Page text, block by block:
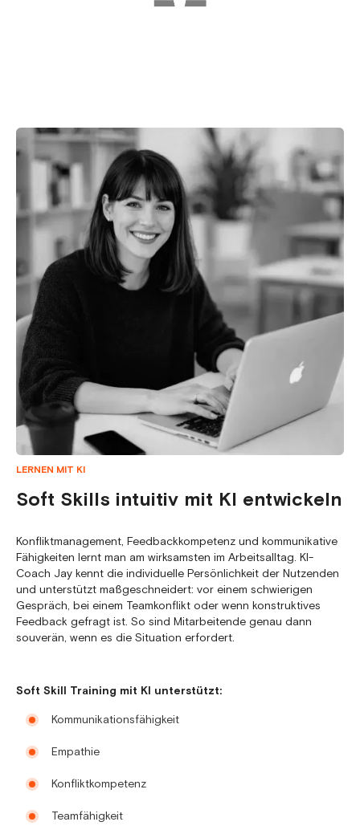
LERNEN MIT KI
Soft Skills intuitiv mit KI entwickeln
Konfliktmanagement, Feedbackkompetenz und kommunikative
Fähigkeiten lernt man am wirksamsten im Arbeitsalltag. KI-
Coach Jay kennt die individuelle Persönlichkeit der Nutzenden
und unterstützt maßgeschneidert: vor einem schwierigen
Gespräch, bei einem Teamkonflikt oder wenn konstruktives
Feedback gefragt ist. So sind Mitarbeitende genau dann
souverän, wenn es die Situation erfordert.
Soft Skill Training mit KI unterstützt:
Kommunikationsfähigkeit
Empathie
Konfliktkompetenz
Teamfähigkeit